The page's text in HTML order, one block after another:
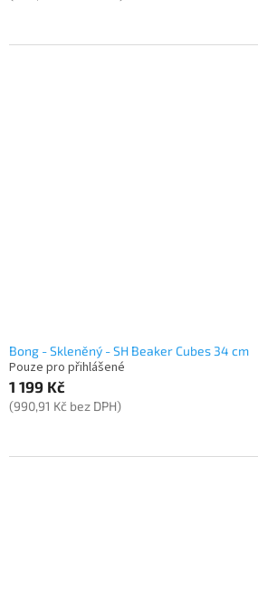
Bong - Skleněný - SH Beaker Cubes 34 cm
Pouze pro přihlášené
1 199 Kč
(990,91 Kč bez DPH)